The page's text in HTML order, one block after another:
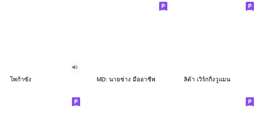
โพก้าซัง MD: นายช่าง มืออาชีพ ลิต้า เวิร์กกิ้งวูแมน